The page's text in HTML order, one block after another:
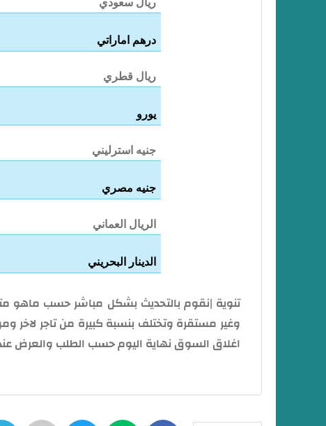
درهم اماراتي
ريال قطري
يورو
جنيه استرليني
جنيه مصري
الريال العماني
الدينار البحريني
تنوية |نقوم بالتحديث بشكل مباشر حسب ماهو
وغير مستقرة وتختلف بنسبة كبيرة من تاجر لاخر
اغلاق السوق نهاية اليوم حسب الطلب والعرض